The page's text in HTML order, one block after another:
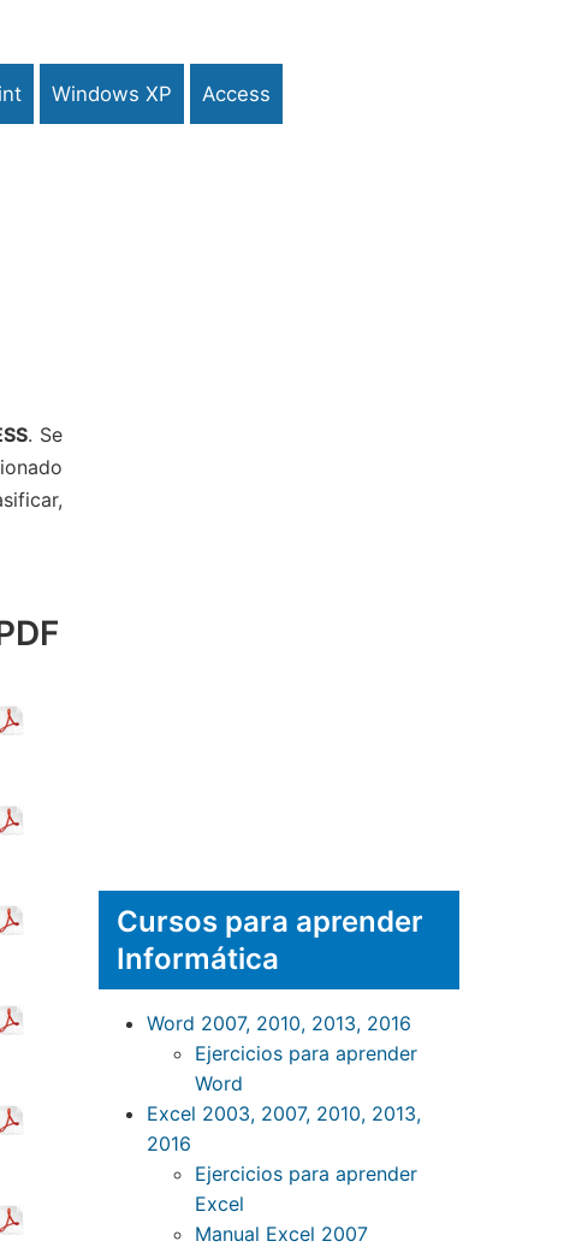
Windows XP Access
. Se
Cursos para aprender
Informática
Word 2007, 2010, 2013, 2016
Ejercicios para aprender
Word
Excel 2003, 2007, 2010, 2013,
2016
Ejercicios para aprender
Excel
Manual Excel 2007